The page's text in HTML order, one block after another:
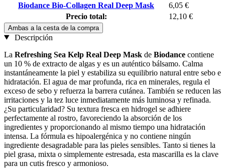
Biodance Bio-Collagen Real Deep Mask
6,05 €
Precio total:
12,10 €
Ambas a la cesta de la compra
Descripción
La Refreshing Sea Kelp Real Deep Mask de Biodance contiene
un 10 % de extracto de algas y es un auténtico bálsamo. Calma
instantáneamente la piel y estabiliza su equilibrio natural entre sebo e
hidratación. El agua de mar profunda, rica en minerales, regula el
exceso de sebo y refuerza la barrera cutánea. También se reducen las
irritaciones y la tez luce inmediatamente más luminosa y refinada.
¿Su particularidad? Su textura fresca en hidrogel se adhiere
perfectamente al rostro, favoreciendo la absorción de los
ingredientes y proporcionando al mismo tiempo una hidratación
intensa. La fórmula es hipoalergénica y no contiene ningún
ingrediente desagradable para las pieles sensibles. Tanto si tienes la
piel grasa, mixta o simplemente estresada, esta mascarilla es la clave
para un cutis fresco y armonioso.